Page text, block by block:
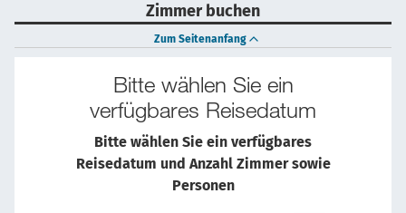
Zimmer buchen
Zum Seitenanfang
Bitte wählen Sie ein
verfügbares Reisedatum
Bitte wählen Sie ein verfügbares
Reisedatum und Anzahl Zimmer sowie
Personen